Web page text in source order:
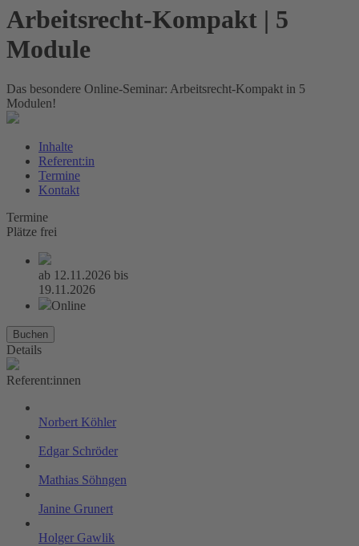
Arbeitsrecht-Kompakt | 5
Module
Das besondere Online-Seminar: Arbeitsrecht-Kompakt in 5
Modulen!
Inhalte
Referent:in
Termine
Kontakt
Termine
Plätze frei
ab 12.11.2026 bis
19.11.2026
Online
Buchen
Details
Referent:innen
Norbert Köhler
Edgar Schröder
Mathias Söhngen
Janine Grunert
Holger Gawlik